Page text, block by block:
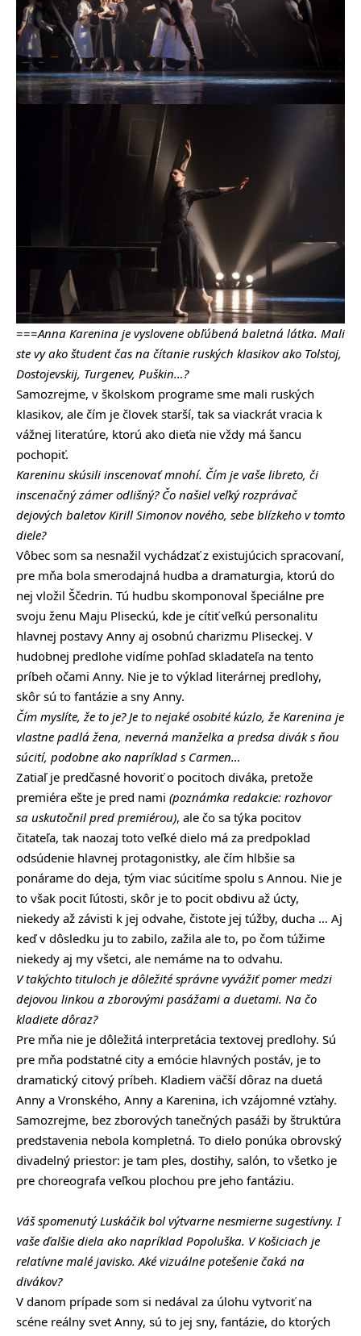
===Anna Karenina je vyslovene obľúbená baletná látka. Mali
ste vy ako študent čas na čítanie ruských klasikov ako Tolstoj,
Dostojevskij, Turgenev, Puškin…?
Samozrejme, v školskom programe sme mali ruských
klasikov, ale čím je človek starší, tak sa viackrát vracia k
vážnej literatúre, ktorú ako dieťa nie vždy má šancu
pochopiť.
Kareninu skúsili inscenovať mnohí. Čím je vaše libreto, či
inscenačný zámer odlišný? Čo našiel veľký rozprávač
dejových baletov Kirill Simonov nového, sebe blízkeho v tomto
diele?
Vôbec som sa nesnažil vychádzať z existujúcich spracovaní,
pre mňa bola smerodajná hudba a dramaturgia, ktorú do
nej vložil Ščedrin. Tú hudbu skomponoval špeciálne pre
svoju ženu Maju Pliseckú, kde je cítiť veľkú personalitu
hlavnej postavy Anny aj osobnú charizmu Pliseckej. V
hudobnej predlohe vidíme pohľad skladateľa na tento
príbeh očami Anny. Nie je to výklad literárnej predlohy,
skôr sú to fantázie a sny Anny.
Čím myslíte, že to je? Je to nejaké osobité kúzlo, že Karenina je
vlastne padlá žena, neverná manželka a predsa divák s ňou
súcití, podobne ako napríklad s Carmen…
Zatiaľ je predčasné hovoriť o pocitoch diváka, pretože
premiéra ešte je pred nami (poznámka redakcie: rozhovor
sa uskutočnil pred premiérou), ale čo sa týka pocitov
čitateľa, tak naozaj toto veľké dielo má za predpoklad
odsúdenie hlavnej protagonistky, ale čím hlbšie sa
ponárame do deja, tým viac súcitíme spolu s Annou. Nie je
to však pocit ľútosti, skôr je to pocit obdivu až úcty,
niekedy až závisti k jej odvahe, čistote jej túžby, ducha … Aj
keď v dôsledku ju to zabilo, zažila ale to, po čom túžime
niekedy aj my všetci, ale nemáme na to odvahu.
V takýchto tituloch je dôležité správne vyvážiť pomer medzi
dejovou linkou a zborovými pasážami a duetami. Na čo
kladiete dôraz?
Pre mňa nie je dôležitá interpretácia textovej predlohy. Sú
pre mňa podstatné city a emócie hlavných postáv, je to
dramatický citový príbeh. Kladiem väčší dôraz na duetá
Anny a Vronského, Anny a Karenina, ich vzájomné vzťahy.
Samozrejme, bez zborových tanečných pasáži by štruktúra
predstavenia nebola kompletná. To dielo ponúka obrovský
divadelný priestor: je tam ples, dostihy, salón, to všetko je
pre choreografa veľkou plochou pre jeho fantáziu.
Váš spomenutý Luskáčik bol výtvarne nesmierne sugestívny. I
vaše ďalšie diela ako napríklad Popoluška. V Košiciach je
relatívne malé javisko. Aké vizuálne potešenie čaká na
divákov?
V danom prípade som si nedával za úlohu vytvoriť na
scéne reálny svet Anny, sú to jej sny, fantázie, do ktorých